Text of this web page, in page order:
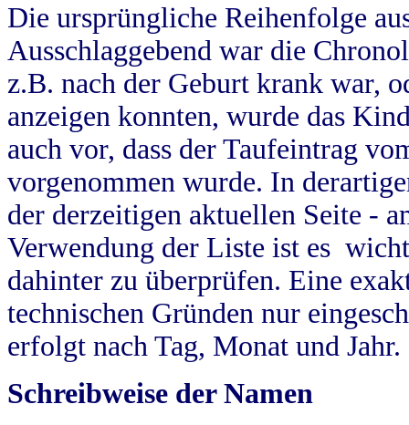
Die ursprüngliche Reihenfolge
Ausschlaggebend war die
z.B. nach der Geburt krank war,
anzeigen konnten, wurde das
auch vor, dass der Taufeintrag
vorgenommen wurde. In
der derzeitigen aktuellen Seite -
Verwendung der Liste ist es
dahinter zu überprüfen. Eine
technischen Gründen nur
erfolgt nach Tag, Monat und Jahr.
Schreibweise der Namen